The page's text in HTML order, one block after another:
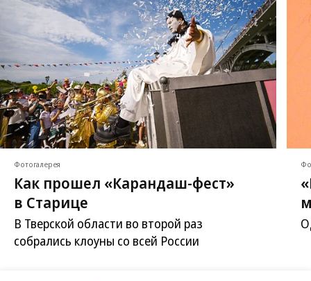
Фотогалерея
Как прошел «Карандаш-фест»
в Старице
В Тверской области во второй раз
собрались клоуны со всей России